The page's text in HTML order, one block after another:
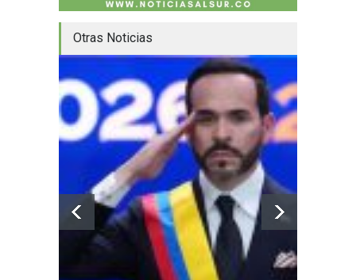
Otras Noticias